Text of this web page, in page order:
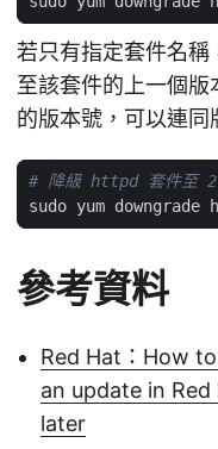
若只有指定套件名稱
至該套件的上一個
的版本號，可以連同
# 降級 httpd 套件至
參考資料
Red Hat：How
an update in
later